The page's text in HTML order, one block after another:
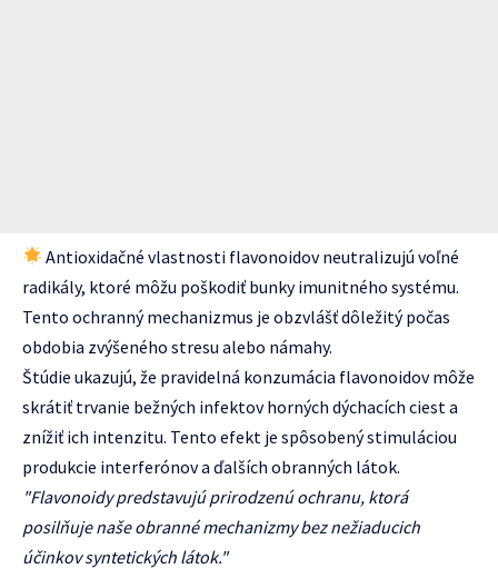
Antioxidačné vlastnosti flavonoidov neutralizujú voľné
radikály, ktoré môžu poškodiť bunky imunitného systému.
Tento ochranný mechanizmus je obzvlášť dôležitý počas
obdobia zvýšeného stresu alebo námahy.
Štúdie ukazujú, že pravidelná konzumácia flavonoidov môže
skrátiť trvanie bežných infektov horných dýchacích ciest a
znížiť ich intenzitu. Tento efekt je spôsobený stimuláciou
produkcie interferónov a ďalších obranných látok.
"Flavonoidy predstavujú prirodzenú ochranu, ktorá
posilňuje naše obranné mechanizmy bez nežiaducich
účinkov syntetických látok."